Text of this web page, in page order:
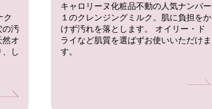
ク
の汚
然オ
し
キャロリーヌ化粧品不動の人気ナンバー
１のクレンジングミルク。肌に負担をか
けず汚れを落とします。 オイリー・ド
ライなど肌質を選ばずお使いいただけま
す。